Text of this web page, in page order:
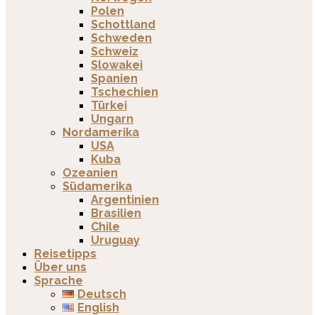
Polen
Schottland
Schweden
Schweiz
Slowakei
Spanien
Tschechien
Türkei
Ungarn
Nordamerika
USA
Kuba
Ozeanien
Südamerika
Argentinien
Brasilien
Chile
Uruguay
Reisetipps
Über uns
Sprache
Deutsch
English